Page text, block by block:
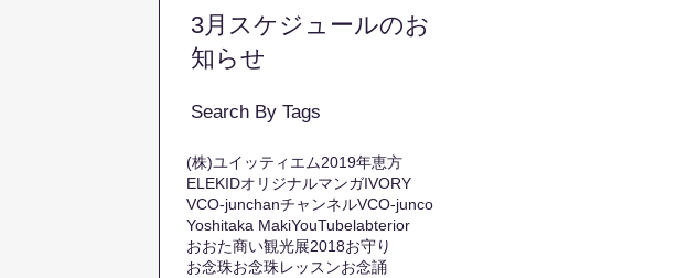
3月スケジュールのお
知らせ
Search By Tags
(株)ユイッティエム2019年恵方
ELEKIDオリジナルマンガIVORY
VCO-junchanチャンネルVCO-junco
Yoshitaka MakiYouTubelabterior
おおた商い観光展2018お守り
お念珠お念珠レッスンお念誦